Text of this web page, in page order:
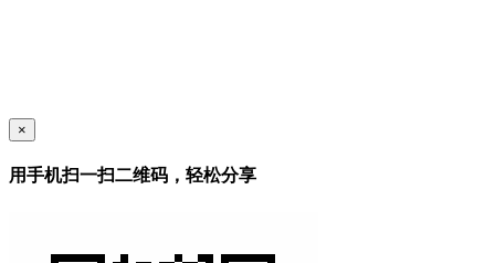
×
用手机扫一扫二维码，轻松分享